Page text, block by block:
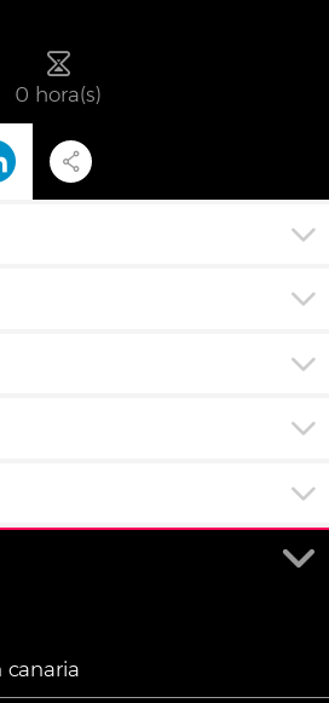
0 hora(s)
canaria